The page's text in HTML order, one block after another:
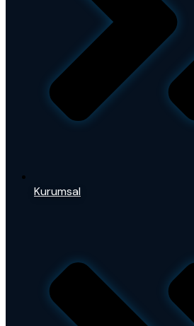
Kurumsal